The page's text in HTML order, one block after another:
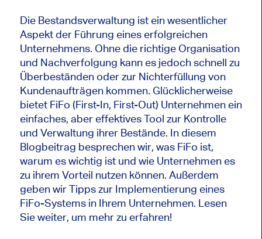
Die Bestandsverwaltung ist ein wesentlicher
Aspekt der Führung eines erfolgreichen
Unternehmens. Ohne die richtige Organisation
und Nachverfolgung kann es jedoch schnell zu
Überbeständen oder zur Nichterfüllung von
Kundenaufträgen kommen. Glücklicherweise
bietet FiFo (First-In, First-Out) Unternehmen ein
einfaches, aber effektives Tool zur Kontrolle
und Verwaltung ihrer Bestände. In diesem
Blogbeitrag besprechen wir, was FiFo ist,
warum es wichtig ist und wie Unternehmen es
zu ihrem Vorteil nutzen können. Außerdem
geben wir Tipps zur Implementierung eines
FiFo-Systems in Ihrem Unternehmen. Lesen
Sie weiter, um mehr zu erfahren!